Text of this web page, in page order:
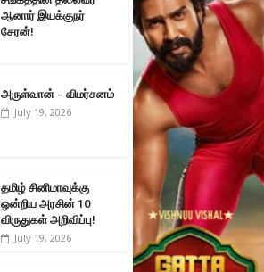
ஆனார் இயக்குநர்
சேரன்!
அருள்வான் – விமர்சனம்
July 19, 2026
தமிழ் சினிமாவுக்கு
ஒன்றிய அரசின் 10
விருதுகள் அறிவிப்பு!
July 19, 2026